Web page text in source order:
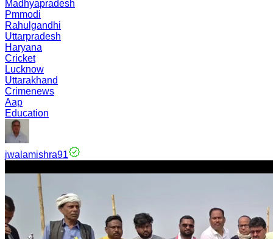
Madhyapradesh
Pmmodi
Rahulgandhi
Uttarpradesh
Haryana
Cricket
Lucknow
Uttarakhand
Crimenews
Aap
Education
jwalamishra91